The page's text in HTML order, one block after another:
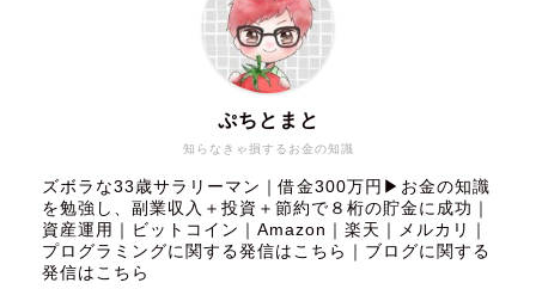
知らなきゃ損するお金の知識
ぷちとまと
ズボラな33歳サラリーマン｜借金300万円▶︎お金の知識
を勉強し、副業収入＋投資＋節約で８桁の貯金に成功｜
資産運用｜ビットコイン｜Amazon｜楽天｜メルカリ｜
プログラミングに関する発信はこちら
ブログに関する
発信はこちら